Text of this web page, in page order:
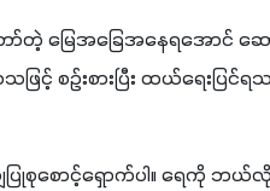
က်ပါ။ ကိုယ်စိုက်မယ့်အပင်က အမြစ်ဖွာလား၊ နက်နက်ဆင်းတဲ့
သဖြင့် စဉ်းစားပြီး ထယ်ရေးပ
ြုစုစောင့်ရှောက်ပါ။ ရေကို ဘယ်